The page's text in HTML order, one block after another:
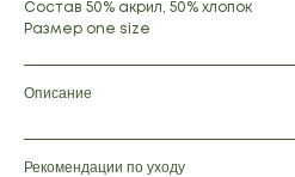
Состав 50% акрил, 50% хлопок
Размер one size
Описание
Рекомендации по уходу